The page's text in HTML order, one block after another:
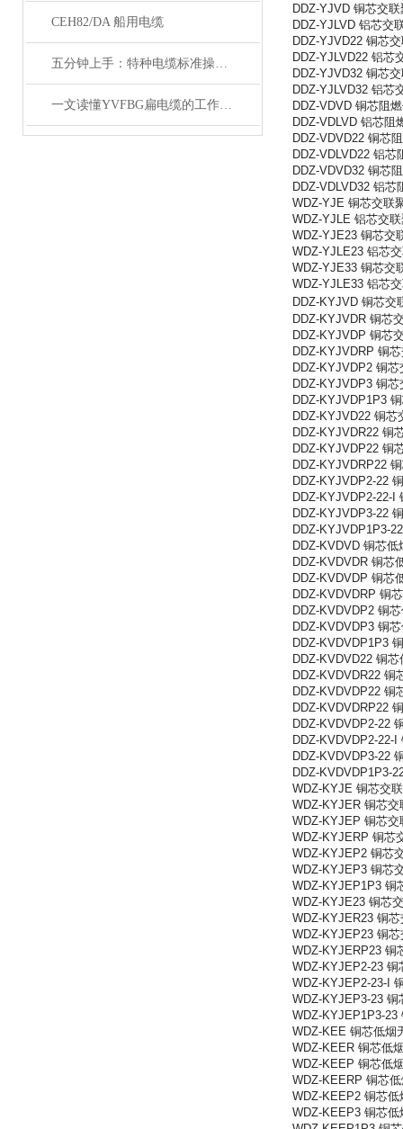
CEH82/DA 船用电缆
五分钟上手：特种电缆标准操作流程详解
一文读懂YVFBG扁电缆的工作原理与应用
DDZ-YJVD 铜芯交
DDZ-YJLVD 铝芯交
DDZ-YJVD22 铜芯
DDZ-YJLVD22 铝芯
DDZ-YJVD32 铜芯
DDZ-YJLVD32 铝芯
DDZ-VDVD 铜芯阻
DDZ-VDLVD 铝芯阻
DDZ-VDVD22 铜芯
DDZ-VDLVD22 铝
DDZ-VDVD32 铜芯
DDZ-VDLVD32 铝
WDZ-YJE 铜芯交联
WDZ-YJLE 铝芯交
WDZ-YJE23 铜芯交
WDZ-YJLE23 铝芯
WDZ-YJE33 铜芯交
WDZ-YJLE33 铝芯
DDZ-KYJVD 铜芯交
DDZ-KYJVDR 铜芯
DDZ-KYJVDP 铜芯
DDZ-KYJVDRP 铜
DDZ-KYJVDP2 铜
DDZ-KYJVDP3 铜
DDZ-KYJVDP1P3
DDZ-KYJVD22 铜
DDZ-KYJVDR22 铜
DDZ-KYJVDP22 铜
DDZ-KYJVDRP22
DDZ-KYJVDP2-22
DDZ-KYJVDP2-22-I
DDZ-KYJVDP3-22
DDZ-KYJVDP1P3-
DDZ-KVDVD 铜芯
DDZ-KVDVDR 铜芯
DDZ-KVDVDP 铜芯
DDZ-KVDVDRP 铜
DDZ-KVDVDP2 铜
DDZ-KVDVDP3 铜
DDZ-KVDVDP1P3
DDZ-KVDVD22 铜
DDZ-KVDVDR22 铜
DDZ-KVDVDP22 铜
DDZ-KVDVDRP22
DDZ-KVDVDP2-22
DDZ-KVDVDP2-22-
DDZ-KVDVDP3-22
DDZ-KVDVDP1P3-
WDZ-KYJE 铜芯交
WDZ-KYJER 铜芯
WDZ-KYJEP 铜芯交
WDZ-KYJERP 铜芯
WDZ-KYJEP2 铜芯
WDZ-KYJEP3 铜芯
WDZ-KYJEP1P3 铜
WDZ-KYJE23 铜芯
WDZ-KYJER23 铜
WDZ-KYJEP23 铜
WDZ-KYJERP23 铜
WDZ-KYJEP2-23 铜
WDZ-KYJEP2-23-I
WDZ-KYJEP3-23 铜
WDZ-KYJEP1P3-23
WDZ-KEE 铜芯低烟
WDZ-KEER 铜芯低
WDZ-KEEP 铜芯低
WDZ-KEERP 铜芯
WDZ-KEEP2 铜芯
WDZ-KEEP3 铜芯